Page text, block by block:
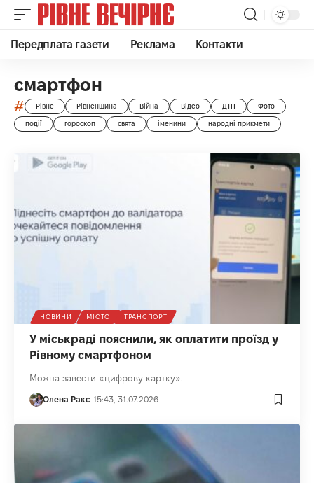
Передплата газети Реклама Контакти
смартфон
# Рівне Рівненщина Війна Відео ДТП Фото
події гороскоп свята іменини народні прикмети
НОВИНИ МІСТО ТРАНСПОРТ
У міськраді пояснили, як оплатити проїзд у
Рівному смартфоном
Можна завести «цифрову картку».
Олена Ракс 15:43, 31.07.2026